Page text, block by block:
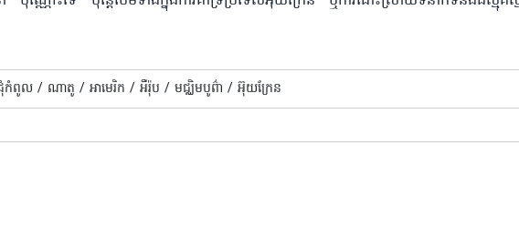
ជុំកំពូល / ណាតូ / អាមេរិក / អឺរ៉ុប / មជ្ឈិមបូព៌ា / អ៊ុយក្រែន